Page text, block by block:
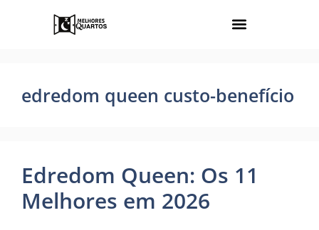
edredom queen custo-benefício
Edredom Queen: Os 11
Melhores em 2026